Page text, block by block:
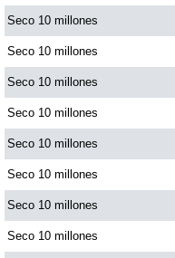
Saman de la
Sinuano Día
Sinuano
Super
Seco 10 millones
Seco 10 millones
Seco 10 millones
Seco 10 millones
Seco 10 millones
Seco 10 millones
Seco 10 millones
Seco 10 millones